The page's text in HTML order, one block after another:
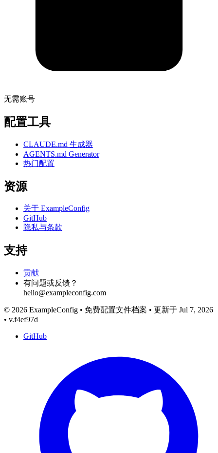
无需账号
配置工具
CLAUDE.md 生成器
AGENTS.md Generator
热门配置
资源
关于 ExampleConfig
GitHub
隐私与条款
支持
贡献
有问题或反馈？
hello@exampleconfig.com
© 2026 ExampleConfig • 免费配置文件档案 • 更新于 Jul 7, 2026
• v.f4ef97d
GitHub